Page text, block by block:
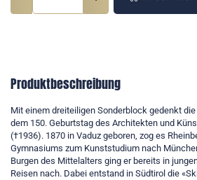
Produktbeschreibung
Mit einem dreiteiligen Sonderblock gedenkt
dem 150. Geburtstag des Architekten und
(†1936). 1870 in Vaduz geboren, zog es
Gymnasiums zum Kunststudium nach
Burgen des Mittelalters ging er bereits in
Reisen nach. Dabei entstand in Südtirol die